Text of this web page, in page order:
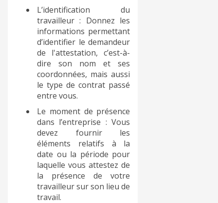
L’identification du
travailleur : Donnez les
informations permettant
d’identifier le demandeur
de l'attestation, c’est-à-
dire son nom et ses
coordonnées, mais aussi
le type de contrat passé
entre vous.
Le moment de présence
dans l’entreprise : Vous
devez fournir les
éléments relatifs à la
date ou la période pour
laquelle vous attestez de
la présence de votre
travailleur sur son lieu de
travail.